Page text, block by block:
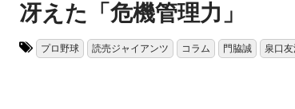
冴えた「危機管理力」
プロ野球 読売ジャイアンツ コラム 門脇誠 泉口